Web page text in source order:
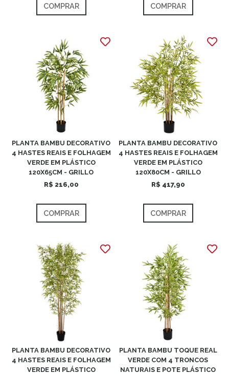
COMPRAR COMPRAR
PLANTA BAMBU DECORATIVO
4 HASTES REAIS E FOLHAGEM
VERDE EM PLÁSTICO
120X65CM - GRILLO
R$ 216,00
COMPRAR
PLANTA BAMBU DECORATIVO
4 HASTES REAIS E FOLHAGEM
VERDE EM PLÁSTICO
120X80CM - GRILLO
R$ 417,90
COMPRAR
PLANTA BAMBU DECORATIVO
4 HASTES REAIS E FOLHAGEM
VERDE EM PLÁSTICO
PLANTA BAMBU TOQUE REAL
VERDE COM 4 TRONCOS
NATURAIS E POTE PLÁSTICO